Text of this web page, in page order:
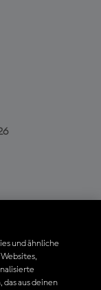
und ähnliche
aus deinen